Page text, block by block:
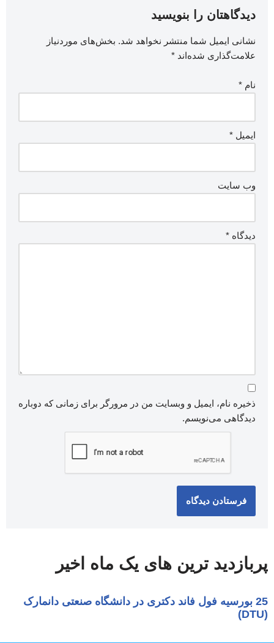
دیدگاهتان را بنویسید
نشانی ایمیل شما منتشر نخواهد شد. بخش‌های موردنیاز
علامت‌گذاری شده‌اند *
نام *
ایمیل *
وب‌ سایت
دیدگاه *
ذخیره نام، ایمیل و وبسایت من در مرورگر برای زمانی که دوباره
دیدگاهی می‌نویسم.
پربازدید ترین های یک ماه اخیر